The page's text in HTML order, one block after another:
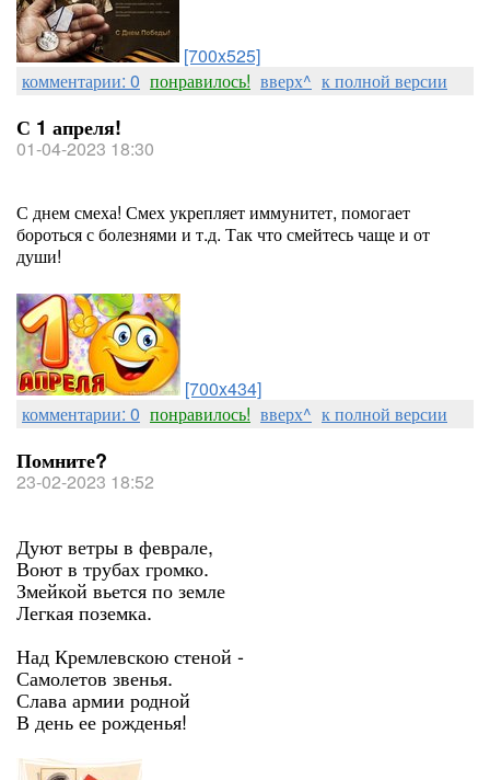
[700x525]
комментарии: 0 понравилось! вверх^ к полной версии
С 1 апреля!
01-04-2023 18:30
С днем смеха! Смех укрепляет иммунитет, помогает
бороться с болезнями и т.д. Так что смейтесь чаще и от
души!
[700x434]
комментарии: 0 понравилось! вверх^ к полной версии
Помните?
23-02-2023 18:52
Дуют ветры в феврале,
Воют в трубах громко.
Змейкой вьется по земле
Легкая поземка.
Над Кремлевскою стеной -
Самолетов звенья.
Слава армии родной
В день ее рожденья!